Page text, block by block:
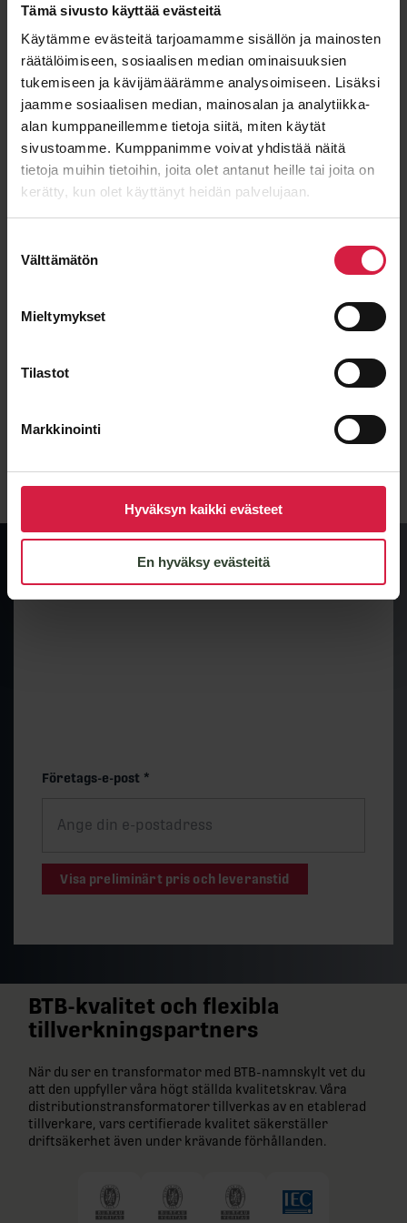
Tämä sivusto käyttää evästeitä
Käytämme evästeitä tarjoamamme sisällön ja mainosten
räätälöimiseen, sosiaalisen median ominaisuuksien
tukemiseen ja kävijämäärämme analysoimiseen. Lisäksi
jaamme sosiaalisen median, mainosalan ja analytiikka-
alan kumppaneillemme tietoja siitä, miten käytät
sivustoamme. Kumppanimme voivat yhdistää näitä
tietoja muihin tietoihin, joita olet antanut heille tai joita on
kerätty, kun olet käyttänyt heidän palvelujaan.
valinta
Välttämätön
Mieltymykset
Tilastot
Markkinointi
Hyväksyn kaikki evästeet
En hyväksy evästeitä
E-post
Meddelande
Lähetä viesti
Preliminär prisnivå och
Företags-e-post *
Visa preliminärt pris och leveranstid
BTB-kvalitet och flexibla
tillverkningspartners
När du ser en transformator med BTB-namnskylt vet du
att den uppfyller våra högt ställda kvalitetskrav. Våra
distributionstransformatorer tillverkas av en etablerad
tillverkare, vars certifierade kvalitet säkerställer
driftsäkerhet även under krävande förhållanden.